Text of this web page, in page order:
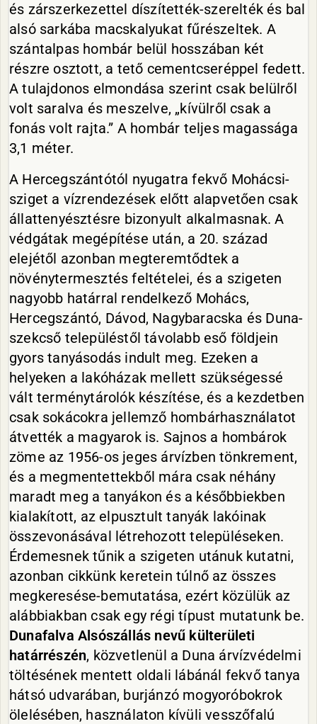
és zárszerkezettel díszítették-szerelték és bal
alsó sarkába macskalyukat fűrészeltek. A
szántalpas hombár belül hosszában két
részre osztott, a tető cementcseréppel fedett.
A tulajdonos elmondása szerint csak belülről
volt saralva és meszelve, „kívülről csak a
fonás volt rajta.” A hombár teljes magassága
3,1 méter.
A Hercegszántótól nyugatra fekvő Mohácsi-
sziget a vízrendezések előtt alapvetően csak
állattenyésztésre bizonyult alkalmasnak. A
védgátak megépítése után, a 20. század
elejétől azonban megteremtődtek a
növénytermesztés feltételei, és a szigeten
nagyobb határral rendelkező Mohács,
Hercegszántó, Dávod, Nagybaracska és Duna-
szekcső településtől távolabb eső földjein
gyors tanyásodás indult meg. Ezeken a
helyeken a lakóházak mellett szükségessé
vált terménytárolók készítése, és a kezdetben
csak sokácokra jellemző hombárhasználatot
átvették a magyarok is. Sajnos a hombárok
zöme az 1956-os jeges árvízben tönkrement,
és a megmentettekből mára csak néhány
maradt meg a tanyákon és a későbbiekben
kialakított, az elpusztult tanyák lakóinak
összevonásával létrehozott településeken.
Érdemesnek tűnik a szigeten utánuk kutatni,
azonban cikkünk keretein túlnő az összes
megkeresése-bemutatása, ezért közülük az
alábbiakban csak egy régi típust mutatunk be.
Dunafalva Alsószállás nevű külterületi
határrészén, közvetlenül a Duna árvízvédelmi
töltésének mentett oldali lábánál fekvő tanya
hátsó udvarában, burjánzó mogyoróbokrok
ölelésében, használaton kívüli vesszőfalú